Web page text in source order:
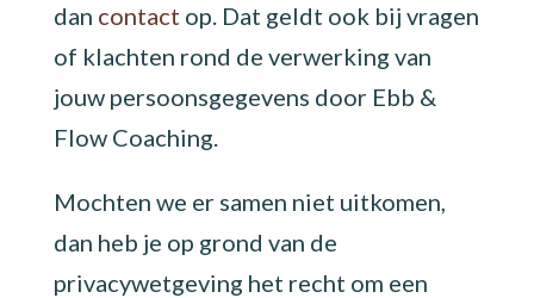
dan contact op. Dat geldt ook bij vragen
of klachten rond de verwerking van
jouw persoonsgegevens door Ebb &
Flow Coaching.
Mochten we er samen niet uitkomen,
dan heb je op grond van de
privacywetgeving het recht om een